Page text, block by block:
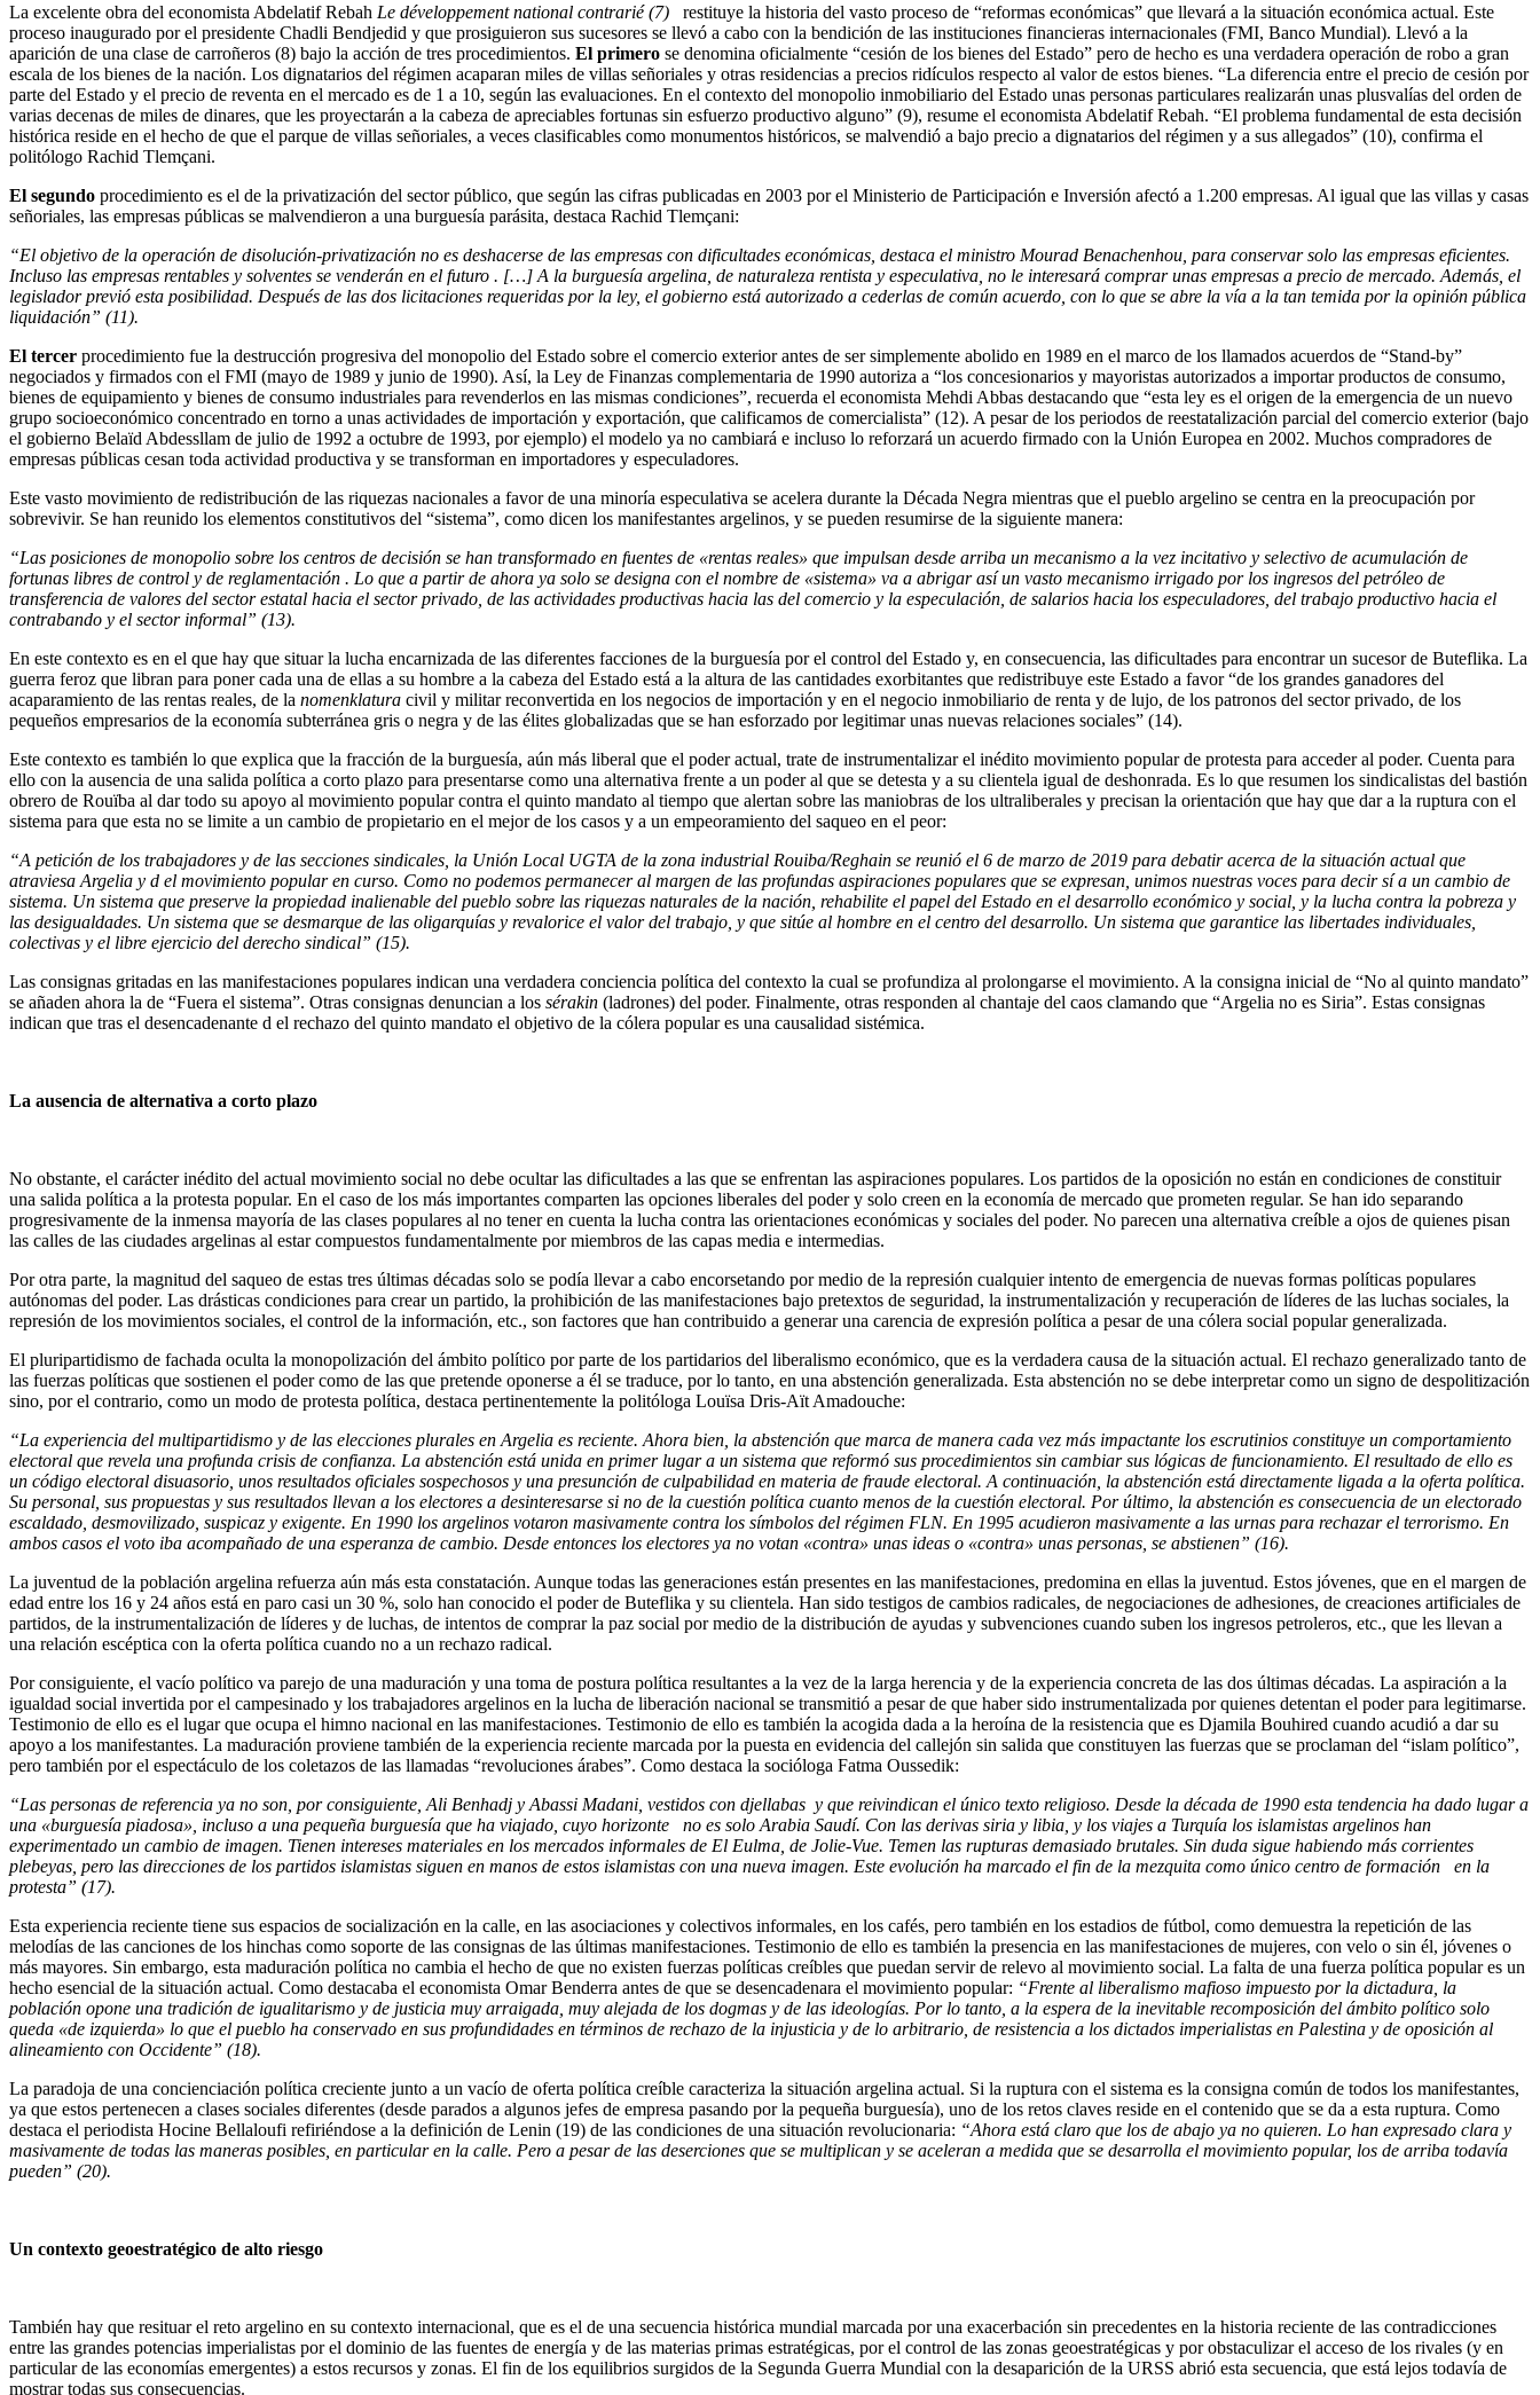
La excelente obra del economista Abdelatif Rebah Le développement national contrarié(7)
restituye la historia del vasto proceso de “reformas económicas” que llevará a la situación económica actual. Este
proceso inaugurado por el presidente Chadli Bendjedid y que prosiguieron sus sucesores se llevó a cabo con la bendición de las instituciones financieras internacionales (FMI, Banco Mundial). Llevó a la
aparición de una clase de carroñeros (8) bajo la acción de tres procedimientos. El primero se denomina oficialmente “cesión de los bienes del Estado” pero de hecho es una verdadera operación de robo a gran
escala de los bienes de la nación. Los dignatarios del régimen acaparan miles de villas señoriales y otras residencias a precios ridículos respecto al valor de estos bienes. “La diferencia entre el precio de cesión por
parte del Estado y el precio de reventa en el mercado es de 1 a 10, según las evaluaciones. En el contexto del monopolio inmobiliario del Estado unas personas particulares realizarán unas plusvalías del orden de
varias decenas de miles de dinares, que les proyectarán a la cabeza de apreciables fortunas sin esfuerzo productivo alguno” (9), resume el economista Abdelatif Rebah. “El problema fundamental de esta decisión
histórica reside en el hecho de que el parque de villas señoriales, a veces clasificables como monumentos históricos, se malvendió a bajo precio a dignatarios del régimen y a sus allegados” (10), confirma el
politólogo Rachid Tlemçani.
El segundo procedimiento es el de la privatización del sector público, que según las cifras publicadas en 2003 por el Ministerio de Participación e Inversión afectó a 1.200 empresas. Al igual que las villas y casas
señoriales, las empresas públicas se malvendieron a una burguesía parásita, destaca Rachid Tlemçani:
“El objetivo de la operación de disolución-privatización no es deshacerse de las empresas con dificultades económicas, destaca el ministro Mourad Benachenhou, para conservar solo las empresas eficientes.
Incluso las empresas rentables y solventes se venderán en el futuro . […] A la burguesía argelina, de naturaleza rentista y especulativa, no le interesará comprar unas empresas a precio de mercado. Además, el
legislador previó esta posibilidad. Después de las dos licitaciones requeridas por la ley, el gobierno está autorizado a cederlas de común acuerdo, con lo que se abre la vía a la tan temida por la opinión pública
liquidación” (11).
El tercer procedimiento fue la destrucción progresiva del monopolio del Estado sobre el comercio exterior antes de ser simplemente abolido en 1989 en el marco de los llamados acuerdos de “Stand-by”
negociados y firmados con el FMI (mayo de 1989 y junio de 1990). Así, la Ley de Finanzas complementaria de 1990 autoriza a “los concesionarios y mayoristas autorizados a importar productos de consumo,
bienes de equipamiento y bienes de consumo industriales para revenderlos en las mismas condiciones”, recuerda el economista Mehdi Abbas destacando que “esta ley es el origen de la emergencia de un nuevo
grupo socioeconómico concentrado en torno a unas actividades de importación y exportación, que calificamos de comercialista” (12). A pesar de los periodos de reestatalización parcial del comercio exterior (bajo
el gobierno Belaïd Abdessllam de julio de 1992 a octubre de 1993, por ejemplo) el modelo ya no cambiará e incluso lo reforzará un acuerdo firmado con la Unión Europea en 2002. Muchos compradores de
empresas públicas cesan toda actividad productiva y se transforman en importadores y especuladores.
Este vasto movimiento de redistribución de las riquezas nacionales a favor de una minoría especulativa se acelera durante la Década Negra mientras que el pueblo argelino se centra en la preocupación por
sobrevivir. Se han reunido los elementos constitutivos del “sistema”, como dicen los manifestantes argelinos, y se pueden resumirse de la siguiente manera:
“Las posiciones de monopolio sobre los centros de decisión se han transformado en fuentes de «rentas reales» que impulsan desde arriba un mecanismo a la vez incitativo y selectivo de acumulación de
fortunas libres de control y de reglamentación . Lo que a partir de ahora ya solo se designa con el nombre de «sistema» va a abrigar así un vasto mecanismo irrigado por los ingresos del petróleo de
transferencia de valores del sector estatal hacia el sector privado, de las actividades productivas hacia las del comercio y la especulación, de salarios hacia los especuladores, del trabajo productivo hacia el
contrabando y el sector informal” (13).
En este contexto es en el que hay que situar la lucha encarnizada de las diferentes facciones de la burguesía por el control del Estado y, en consecuencia, las dificultades para encontrar un sucesor de Buteflika. La
guerra feroz que libran para poner cada una de ellas a su hombre a la cabeza del Estado está a la altura de las cantidades exorbitantes que redistribuye este Estado a favor “de los grandes ganadores del
acaparamiento de las rentas reales, de la nomenklatura civil y militar reconvertida en los negocios de importación y en el negocio inmobiliario de renta y de lujo, de los patronos del sector privado, de los
pequeños empresarios de la economía subterránea gris o negra y de las élites globalizadas que se han esforzado por legitimar unas nuevas relaciones sociales” (14).
Este contexto es también lo que explica que la fracción de la burguesía, aún más liberal que el poder actual, trate de instrumentalizar el inédito movimiento popular de protesta para acceder al poder. Cuenta para
ello con la ausencia de una salida política a corto plazo para presentarse como una alternativa frente a un poder al que se detesta y a su clientela igual de deshonrada. Es lo que resumen los sindicalistas del bastión
obrero de Rouïba al dar todo su apoyo al movimiento popular contra el quinto mandato al tiempo que alertan sobre las maniobras de los ultraliberales y precisan la orientación que hay que dar a la ruptura con el
sistema para que esta no se limite a un cambio de propietario en el mejor de los casos y a un empeoramiento del saqueo en el peor:
“A petición de los trabajadores y de las secciones sindicales, la Unión Local UGTA de la zona industrial Rouiba/Reghain se reunió el 6 de marzo de 2019 para debatiracerca de la situación actual que
atraviesa Argelia y d el movimiento popular en curso. Como no podemos permanecer al margen de las profundas aspiraciones populares que se expresan, unimos nuestras voces para decir sí a un cambio de
sistema. Un sistema que preserve la propiedad inalienable del pueblo sobre las riquezas naturales de la nación, rehabilite el papel del Estado en el desarrollo económico y social, y la lucha contra la pobreza y
las desigualdades. Un sistema que se desmarque de las oligarquías y revalorice el valor del trabajo, y que sitúe al hombre en el centro del desarrollo. Un sistema que garantice las libertades individuales,
colectivas y el libre ejercicio del derecho sindical” (15).
Las consignas gritadas en las manifestaciones populares indican una verdadera conciencia política del contexto la cual se profundiza al prolongarse el movimiento. A la consigna inicial de “No al quinto mandato”
se añaden ahora la de “Fuera el sistema”. Otras consignas denuncian a los sérakin (ladrones) del poder. Finalmente, otras responden al chantaje del caos clamando que “Argelia no es Siria”. Estas consignas
indican que tras el desencadenante d el rechazo del quinto mandato el objetivo de la cólera popular es una causalidad sistémica.
La ausencia de alternativa a corto plazo
No obstante, el carácter inédito del actual movimiento social no debe ocultar las dificultades a las que se enfrentan las aspiraciones populares. Los partidos de la oposición no están en condiciones de constituir
una salida política a la protesta popular. En el caso de los más importantes comparten las opciones liberales del poder y solo creen en la economía de mercado que prometen regular. Se han ido separando
progresivamente de la inmensa mayoría de las clases populares al no tener en cuenta la lucha contra las orientaciones económicas y sociales del poder. No parecen una alternativa creíble a ojos de quienes pisan
las calles de las ciudades argelinas al estar compuestos fundamentalmente por miembros de las capas media e intermedias.
Por otra parte, la magnitud del saqueo de estas tres últimas décadas solo se podía llevar a cabo encorsetando por medio de la represión cualquier intento de emergencia de nuevas formas políticas populares
autónomas del poder. Las drásticas condiciones para crear un partido, la prohibición de las manifestaciones bajo pretextos de seguridad, la instrumentalización y recuperación de líderes de las luchas sociales, la
represión de los movimientos sociales, el control de la información, etc., son factores que han contribuido a generar una carencia de expresión política a pesar de una cólera social popular generalizada.
El pluripartidismo de fachada oculta la monopolización del ámbito político por parte de los partidarios del liberalismo económico, que es la verdadera causa de la situación actual. El rechazo generalizado tanto de
las fuerzas políticas que sostienen el poder como de las que pretende oponerse a él se traduce, por lo tanto, en una abstención generalizada. Esta abstención no se debe interpretar como un signo de despolitización
sino, por el contrario, como un modo de protesta política, destaca pertinentemente la politóloga Louïsa Dris-Aït Amadouche:
“La experiencia del multipartidismo y de las elecciones plurales en Argelia es reciente. Ahora bien, la abstención que marca de manera cada vez más impactante los escrutinios constituye un comportamiento
electoral que revela una profunda crisis de confianza. La abstención está unida en primer lugar a un sistema que reformó sus procedimientos sin cambiar sus lógicas de funcionamiento. El resultado de ello es
un código electoral disuasorio, unos resultados oficiales sospechosos y una presunción de culpabilidad en materia de fraude electoral. A continuación, la abstención está directamente ligada a la oferta política.
Su personal, sus propuestas y sus resultados llevan a los electores a desinteresarse si no de la cuestión política cuanto menos de la cuestión electoral. Por último, la abstención es consecuencia de un electorado
escaldado, desmovilizado, suspicaz y exigente. En 1990 los argelinos votaron masivamente contra los símbolos del régimen FLN. En 1995 acudieron masivamente a las urnas para rechazar el terrorismo. En
ambos casos el voto iba acompañado de una esperanza de cambio. Desde entonces los electores ya no votan «contra» unas ideas o «contra» unas personas, se abstienen” (16).
La juventud de la población argelina refuerza aún más esta constatación. Aunque todas las generaciones están presentes en las manifestaciones, predomina en ellas la juventud. Estos jóvenes, que en el margen de
edad entre los 16 y 24 años está en paro casi un 30 %, solo han conocido el poder de Buteflika y su clientela. Han sido testigos de cambios radicales, de negociaciones de adhesiones, de creaciones artificiales de
partidos, de la instrumentalización de líderes y de luchas, de intentos de comprar la paz social por medio de la distribución de ayudas y subvenciones cuando suben los ingresos petroleros, etc., que les llevan a
una relación escéptica con la oferta política cuando no a un rechazo radical.
Por consiguiente, el vacío político va parejo de una maduración y una toma de postura política resultantes a la vez de la larga herencia y de la experiencia concreta de las dos últimas décadas. La aspiración a la
igualdad social invertida por el campesinado y los trabajadores argelinos en la lucha de liberación nacional se transmitió a pesar de que haber sido instrumentalizada por quienes detentan el poder para legitimarse.
Testimonio de ello es el lugar que ocupa el himno nacional en las manifestaciones. Testimonio de ello es también la acogida dada a la heroína de la resistencia que es Djamila Bouhired cuando acudió a dar su
apoyo a los manifestantes. La maduración proviene también de la experiencia reciente marcada por la puesta en evidencia del callejón sin salida que constituyen las fuerzas que se proclaman del “islam político”,
pero también por el espectáculo de los coletazos de las llamadas “revoluciones árabes”. Como destaca la socióloga Fatma Oussedik:
“Las personas de referencia ya no son, por consiguiente, Ali Benhadj y Abassi Madani, vestidos con djellabas y que reivindican el único texto religioso. Desde la década de 1990 esta tendencia ha dado lugar a
una «burguesía piadosa», incluso a una pequeña burguesía que ha viajado, cuyo horizonte no es solo Arabia Saudí. Con las derivas siria y libia, y los viajes a Turquía los islamistas argelinos han
experimentado un cambio de imagen. Tienen intereses materiales en los mercados informales de El Eulma, de Jolie-Vue. Temen las rupturas demasiado brutales. Sin duda sigue habiendo más corrientes
plebeyas, pero las direcciones de los partidos islamistas siguen en manos de estos islamistas con una nueva imagen. Este evolución ha marcado el fin de la mezquita como único centro de formación en la
protesta” (17).
Esta experiencia reciente tiene sus espacios de socialización en la calle, en las asociaciones y colectivos informales, en los cafés, pero también en los estadios de fútbol, como demuestra la repetición de las
melodías de las canciones de los hinchas como soporte de las consignas de las últimas manifestaciones. Testimonio de ello es también la presencia en las manifestaciones de mujeres, con velo o sin él, jóvenes o
más mayores. Sin embargo, esta maduración política no cambia el hecho de que no existen fuerzas políticas creíbles que puedan servir de relevo al movimiento social. La falta de una fuerza política popular es un
hecho esencial de la situación actual. Como destacaba el economista Omar Benderra antes de que se desencadenara el movimiento popular: “Frente al liberalismo mafioso impuesto por la dictadura, la
población opone una tradición de igualitarismo y de justicia muy arraigada, muy alejada de los dogmas y de las ideologías. Por lo tanto, a la espera de la inevitable recomposición del ámbito político solo
queda «de izquierda» lo que el pueblo ha conservado en sus profundidades en términos de rechazo de la injusticia y de lo arbitrario, de resistencia a los dictados imperialistas en Palestina y de oposición al
alineamiento con Occidente” (18).
La paradoja de una concienciación política creciente junto a un vacío de oferta política creíble caracteriza la situación argelina actual. Si la ruptura con el sistema es la consigna común de todos los manifestantes,
ya que estos pertenecen a clases sociales diferentes (desde parados a algunos jefes de empresa pasando por la pequeña burguesía), uno de los retos claves reside en el contenido que se da a esta ruptura. Como
destaca el periodista Hocine Bellaloufi refiriéndose a la definición de Lenin (19) de las condiciones de una situación revolucionaria: “Ahora está claro que los de abajo ya no quieren. Lo han expresado clara y
masivamente de todas las maneras posibles, en particular en la calle. Pero a pesar de las deserciones que se multiplican y se aceleran a medida que se desarrolla el movimiento popular, los de arriba todavía
pueden” (20).
Un contexto geoestratégico de alto riesgo
También hay que resituar el reto argelino en su contexto internacional, que es el de una secuencia histórica mundial marcada por una exacerbación sin precedentes en la historia reciente de las contradicciones
entre las grandes potencias imperialistas por el dominio de las fuentes de energía y de las materias primas estratégicas, por el control de las zonas geoestratégicas y por obstaculizar el acceso de los rivales (y en
particular de las economías emergentes) a estos recursos y zonas. El fin de los equilibrios surgidos de la Segunda Guerra Mundial con la desaparición de la URSS abrió esta secuencia, que está lejos todavía de
mostrar todas sus consecuencias.